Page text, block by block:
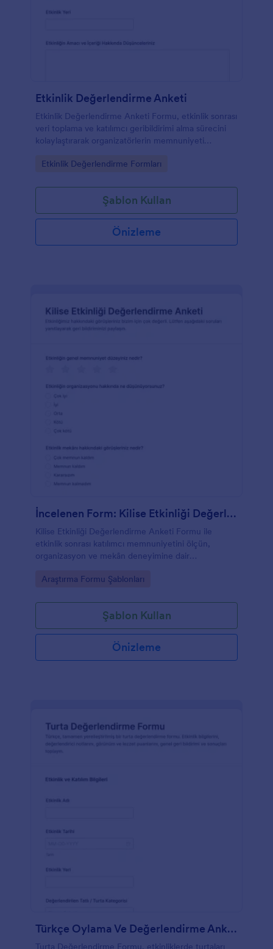
Etkinlik Değerlendirme Anketi
Etkinlik Değerlendirme Anketi Formu, etkinlik sonrası
veri toplama ve katılımcı geribildirimi alma sürecini
kolaylaştırarak organizatörlerin memnuniyeti
olur.
Go to Category:
Etkinlik Değerlendirme Formları
Şablon Kullan
Önizleme
İncelenen Form: Kilise Etkinliği Değerlendirme Anketi
Kilise Etkinliği Değerlendirme Anketi Formu ile
etkinlik sonrası katılımcı memnuniyetini ölçün,
organizasyon ve mekân deneyimine dair
planlamasını veriye dayalı yapın.
Go to Category:
Araştırma Formu Şablonları
Şablon Kullan
Önizleme
Türkçe Oylama Ve Değerlendirme Anketi 🎉🎈
Turta Değerlendirme Formu, etkinliklerde turtaları